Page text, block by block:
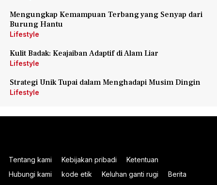
Mengungkap Kemampuan Terbang yang Senyap dari
Burung Hantu
Lifestyle
Kulit Badak: Keajaiban Adaptif di Alam Liar
Lifestyle
Strategi Unik Tupai dalam Menghadapi Musim Dingin
Lifestyle
Tentang kami Kebijakan pribadi
Ketentuan
Hubungi kami
kode etik Keluhan ganti rugi
Berita